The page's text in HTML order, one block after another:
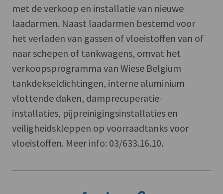
met de verkoop en installatie van nieuwe
laadarmen. Naast laadarmen bestemd voor
het verladen van gassen of vloeistoffen van of
naar schepen of tankwagens, omvat het
verkoopsprogramma van Wiese Belgium
tankdekseldichtingen, interne aluminium
vlottende daken, damprecuperatie-
installaties, pijpreinigingsinstallaties en
veiligheidskleppen op voorraadtanks voor
vloeistoffen. Meer info: 03/633.16.10.